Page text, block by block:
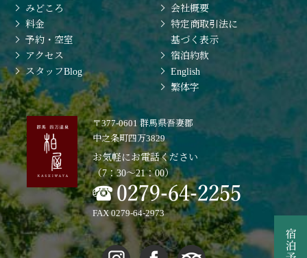
みどころ
料金
予約・空室
アクセス
スタッフBlog
会社概要
特定商取引法に
基づく表示
宿泊約款
English
繁体字
〒377-0601 群馬県吾妻郡
中之条町四万3829
お気軽にお電話ください
（7：30〜21：00）
FAX 0279-64-2973